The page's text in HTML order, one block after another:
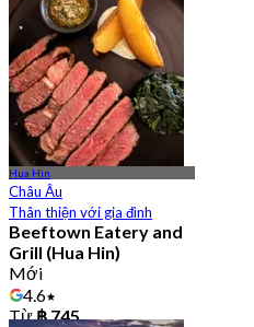
Hua Hin
Châu Âu
Thân thiện với gia đình
Beeftown Eatery and
Grill (Hua Hin)
Mới
4.6
Từ฿ 745